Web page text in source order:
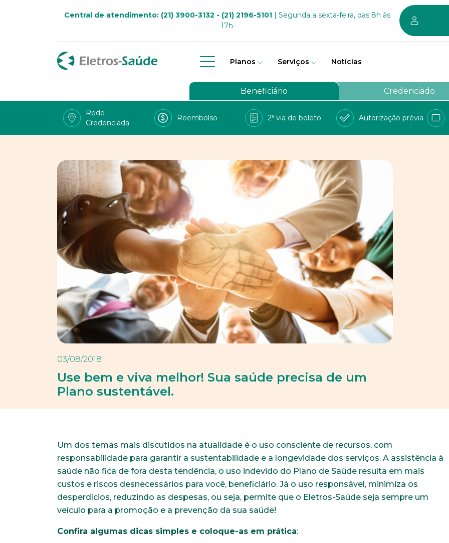
Central de atendimento: (21) 3900-3132 - (21) 2196-5101| Segunda a sexta-feira, das 8h às
17h
Planos Serviços Notícias
Quem somos
Governança
Viva Bem
Trabalhe conosco
Uso sustentável dos planos
Beneficiário Credenciado
Rede
Credenciada
Reembolso 2ª via de boleto Autorização prévia
03/08/2018
Use bem e viva melhor! Sua saúde precisa de um
Plano sustentável.
Um dos temas mais discutidos na atualidade é o uso consciente de recursos, com
responsabilidade para garantir a sustentabilidade e a longevidade dos serviços. A assistência à
saúde não fica de fora desta tendência, o uso indevido do Plano de Saúde resulta em mais
custos e riscos desnecessários para você, beneficiário. Já o uso responsável, minimiza os
desperdícios, reduzindo as despesas, ou seja, permite que o Eletros-Saúde seja sempre um
veículo para a promoção e a prevenção da sua saúde!
Confira algumas dicas simples e coloque-as em prática: